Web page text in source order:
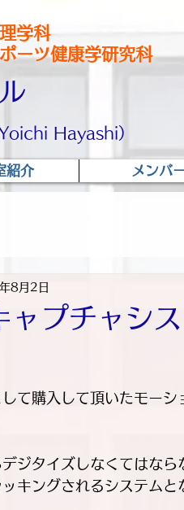
学科
健康学研究科
Hayashi）
紹介 メンバ
ャプチャシ
8月2日
て購入して頂いたモー
ジタイズしなくてはな
キングされるシステムと